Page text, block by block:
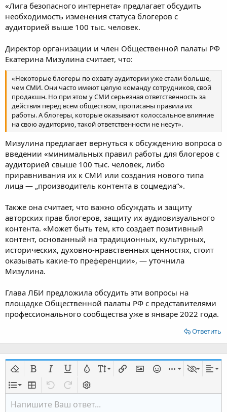
«Лига безопасного интернета» предлагает обсудить
необходимость изменения статуса блогеров с
аудиторией выше 100 тыс. человек.
Директор организации и член Общественной палаты РФ
Екатерина Мизулина считает, что:
«Некоторые блогеры по охвату аудитории уже стали больше,
чем СМИ. Они часто имеют целую команду сотрудников, свой
продакшн. Но при этом у СМИ серьезная ответственность за
действия перед всем обществом, прописаны правила их
работы. А блогеры, которые оказывают колоссальное влияние
на свою аудиторию, такой ответственности не несут».
Мизулина предлагает вернуться к обсуждению вопроса о
введении «минимальных правил работы для блогеров с
аудиторией свыше 100 тыс. человек, либо
приравнивания их к СМИ или создания нового типа
лица — „производитель контента в соцмедиа“».
Также она считает, что важно обсуждать и защиту
авторских прав блогеров, защиту их аудиовизуального
контента. «Может быть тем, кто создает позитивный
контент, основанный на традиционных, культурных,
исторических, духовно-нравственных ценностях, стоит
оказывать какие-то преференции», — уточнила
Мизулина.
Глава ЛБИ предложила обсудить эти вопросы на
площадке Общественной палаты РФ с представителями
профессионального сообщества уже в январе 2022 года.
Ответить
Удалить форматирование
ЖирныйКурсивПодчёркнутый
Цвет текста
Напишите Ваш ответ...